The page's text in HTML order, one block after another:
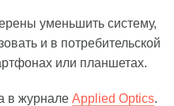
уменьшить систему,
и в потребительской
или планшетах.
в журнале Applied Optics.